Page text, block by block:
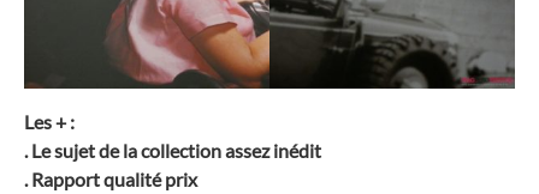
Les + :
. Le sujet de la collection assez inédit
. Rapport qualité prix